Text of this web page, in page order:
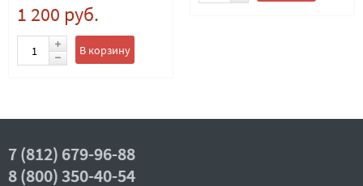
1 200 руб.
В корзину
7 (812) 679-96-88
8 (800) 350-40-54